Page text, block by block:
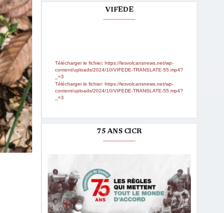
le
volume.
VIFEDE
Télécharger le fichier: https://lesvolcansnews.net/wp-
content/uploads/2024/10/VIFEDE-TRANSLATE-55.mp4?
_=3
Télécharger le fichier: https://lesvolcansnews.net/wp-
content/uploads/2024/10/VIFEDE-TRANSLATE-55.mp4?
_=3
75 ANS CICR